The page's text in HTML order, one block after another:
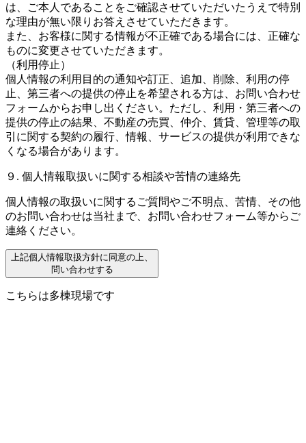
は、ご本人であることをご確認させていただいたうえで特別
な理由が無い限りお答えさせていただきます。
また、お客様に関する情報が不正確である場合には、正確な
ものに変更させていただきます。
（利用停止）
個人情報の利用目的の通知や訂正、追加、削除、利用の停
止、第三者への提供の停止を希望される方は、お問い合わせ
フォームからお申し出ください。ただし、利用・第三者への
提供の停止の結果、不動産の売買、仲介、賃貸、管理等の取
引に関する契約の履行、情報、サービスの提供が利用できな
くなる場合があります。
９. 個人情報取扱いに関する相談や苦情の連絡先
個人情報の取扱いに関するご質問やご不明点、苦情、その他
のお問い合わせは当社まで、お問い合わせフォーム等からご
連絡ください。
上記個人情報取扱方針に同意の上、
問い合わせする
こちらは多棟現場です